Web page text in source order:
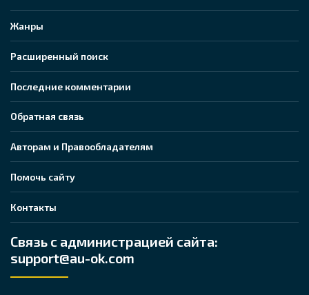
Жанры
Расширенный поиск
Последние комментарии
Обратная связь
Авторам и Правообладателям
Помочь сайту
Контакты
Связь с администрацией сайта:
support@au-ok.com